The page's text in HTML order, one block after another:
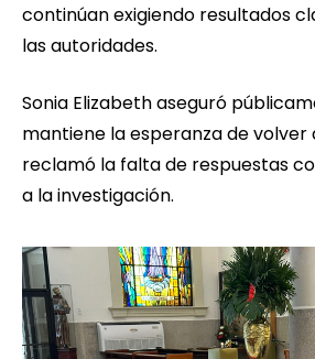
continúan exigiendo resultados
las autoridades.
Sonia Elizabeth aseguró
mantiene la esperanza de volver
reclamó la falta de respuestas
a la investigación.